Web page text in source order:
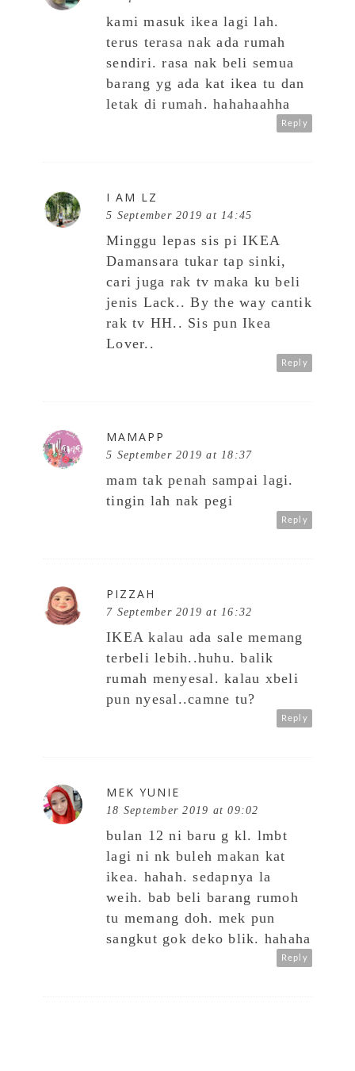
kami masuk ikea lagi lah.
terus terasa nak ada rumah
sendiri. rasa nak beli semua
barang yg ada kat ikea tu dan
letak di rumah. hahahaahha
Reply
I AM LZ
5 September 2019 at 14:45
Minggu lepas sis pi IKEA
Damansara tukar tap sinki,
cari juga rak tv maka ku beli
jenis Lack.. By the way cantik
rak tv HH.. Sis pun Ikea
Lover..
Reply
MAMAPP
5 September 2019 at 18:37
mam tak penah sampai lagi.
tingin lah nak pegi
Reply
PIZZAH
7 September 2019 at 16:32
IKEA kalau ada sale memang
terbeli lebih..huhu. balik
rumah menyesal. kalau xbeli
pun nyesal..camne tu?
Reply
MEK YUNIE
18 September 2019 at 09:02
bulan 12 ni baru g kl. lmbt
lagi ni nk buleh makan kat
ikea. hahah. sedapnya la
weih. bab beli barang rumoh
tu memang doh. mek pun
sangkut gok deko blik. hahaha
Reply